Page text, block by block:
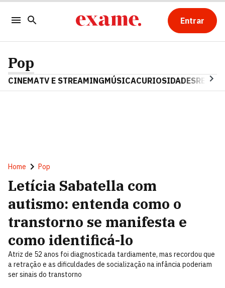
Entrar
Pop
CINEMATV E STREAMINGMÚSICACURIOSIDADES
Home Pop
Letícia Sabatella com
autismo: entenda como o
transtorno se manifesta e
como identificá-lo
Atriz de 52 anos foi diagnosticada tardiamente, mas recordou que
a retração e as dificuldades de socialização na infância poderiam
ser sinais do transtorno